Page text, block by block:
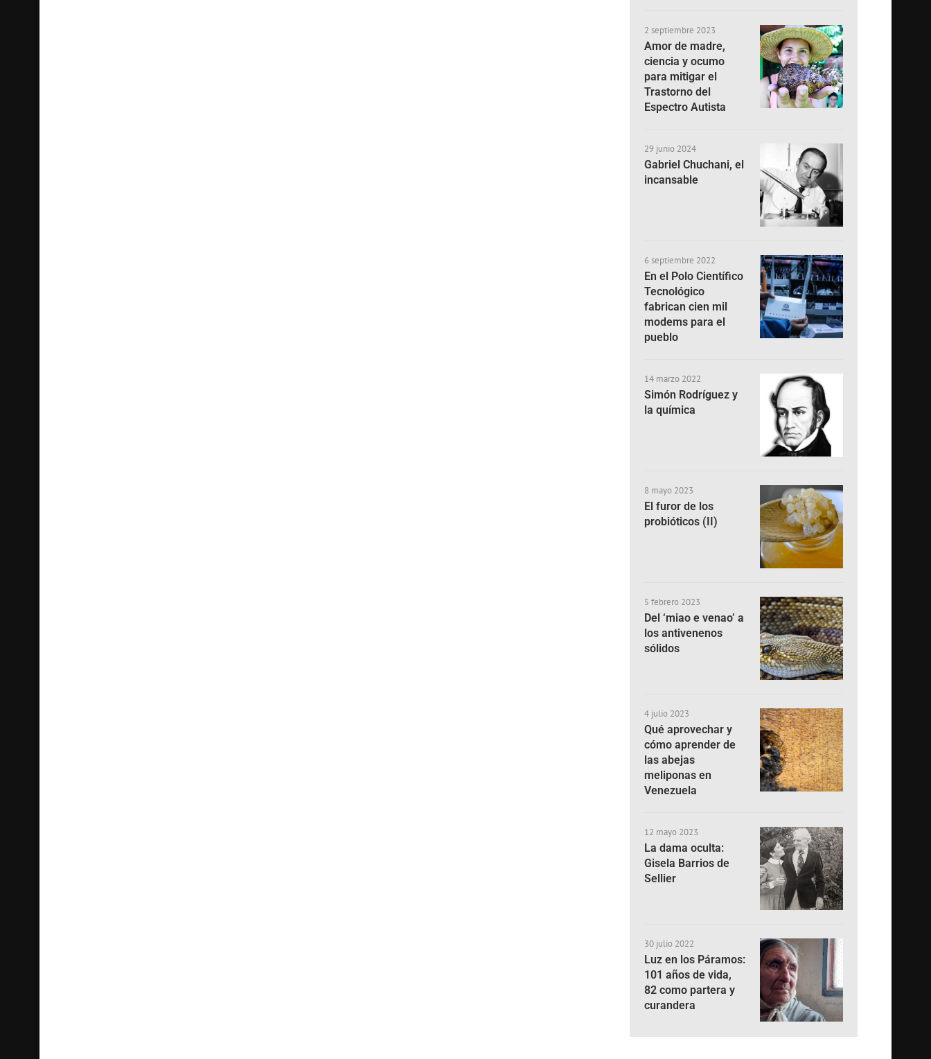
2 septiembre 2023
Amor de madre,
ciencia y ocumo
para mitigar el
Trastorno del
Espectro Autista
29 junio 2024
Gabriel Chuchani, el
incansable
6 septiembre 2022
En el Polo Científico
Tecnológico
fabrican cien mil
modems para el
pueblo
14 marzo 2022
Simón Rodríguez y
la química
8 mayo 2023
El furor de los
probióticos (II)
5 febrero 2023
Del ‘miao e venao’ a
los antivenenos
sólidos
4 julio 2023
Qué aprovechar y
cómo aprender de
las abejas
meliponas en
Venezuela
12 mayo 2023
La dama oculta:
Gisela Barrios de
Sellier
30 julio 2022
Luz en los Páramos:
101 años de vida,
82 como partera y
curandera